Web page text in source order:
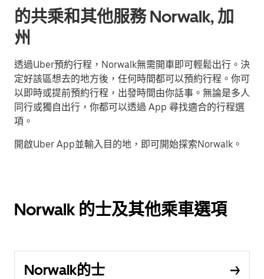
的共乘和其他服務 Norwalk, 加
州
透過Uber預約行程，Norwalk無需開車即可輕鬆出行。決
定好該區想去的地方後，任何時間都可以預約行程。你可
以即時或提前預約行程，出發時間由你話事。無論是多人
同行或獨自出行，你都可以透過 App 尋找適合的行程選
項。
開啟Uber App並輸入目的地，即可開始探索Norwalk。
Norwalk 的士及其他乘車選項
Norwalk的士